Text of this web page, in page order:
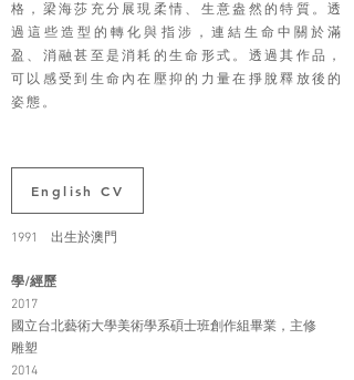
格，梁海莎充分展現柔情、生意盎然的特質。透
過這些造型的轉化與指涉，連結生命中關於滿
盈、消融甚至是消耗的生命形式。透過其作品，
可以感受到生命內在壓抑的力量在掙脫釋放後的
姿態。
English CV
1991 出生於澳門
學/經歷
2017
國立台北藝術大學美術學系碩士班創作組畢業，主修
雕塑
2014